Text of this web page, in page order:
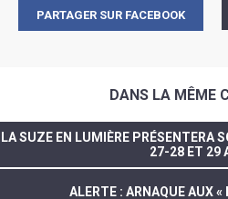
PARTAGER SUR FACEBOOK
DANS LA MÊME
LA SUZE EN LUMIÈRE PRÉSENTERA
27-28 ET 29
ALERTE : ARNAQUE AUX «